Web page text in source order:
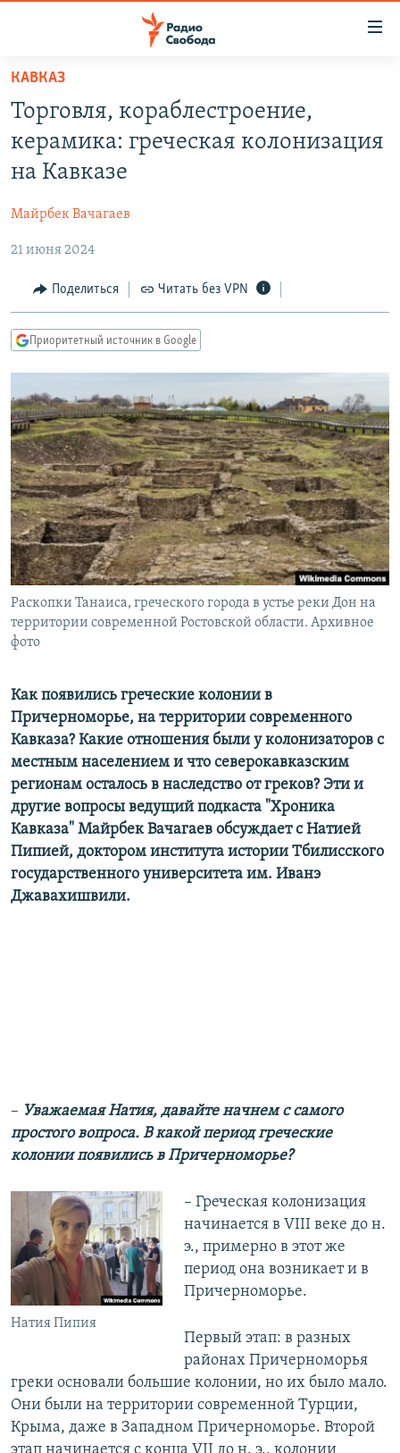
упрощенного
доступа
основному
Вернутся
навигации
Вернутся
поиску
ПОДКАСТЫ
АВТОРСКИЕ ПРОЕКТЫ
МНЕНИЯ
КУЛЬТУРА
IDEL.РЕАЛИИ
СЕВЕР.РЕАЛИИ
РАСПИСАНИЕ ВЕЩАНИЯ
ПОДПИШИТЕСЬ НА РАССЫЛКУ
СОЦИАЛЬНЫЕ СЕТИ
Все сайты РСЕ/РС
КАВКАЗ
Торговля, кораблестроение,
керамика: греческая колонизация
на Кавказе
Майрбек Вачагаев
21 июня 2024
Поделиться Читать без VPN
Приоритетный источник в Google
Раскопки Танаиса, греческого города в устье реки Дон на
территории современной Ростовской области. Архивное
фото
Как появились греческие колонии в
Причерноморье, на территории современного
Кавказа? Какие отношения были у колонизаторов с
местным населением и что северокавказским
регионам осталось в наследство от греков? Эти и
другие вопросы ведущий подкаста "Хроника
Кавказа" Майрбек Вачагаев обсуждает с Натией
Пипией, доктором института истории Тбилисского
государственного университета им. Иванэ
Джавахишвили.
– Уважаемая Натия, давайте начнем с самого
простого вопроса. В какой период греческие
колонии появились в Причерноморье?
Натия Пипия
– Греческая колонизация
начинается в VIII веке до н.
э., примерно в этот же
период она возникает и в
Причерноморье.
Первый этап: в разных
районах Причерноморья
греки основали большие колонии, но их было мало.
Они были на территории современной Турции,
Крыма, даже в Западном Причерноморье. Второй